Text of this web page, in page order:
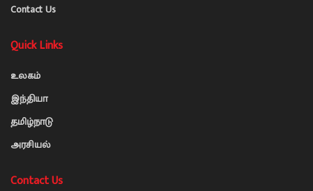
Contact Us
Quick Links
உலகம்
இந்தியா
தமிழ்நாடு
அரசியல்
Contact Us